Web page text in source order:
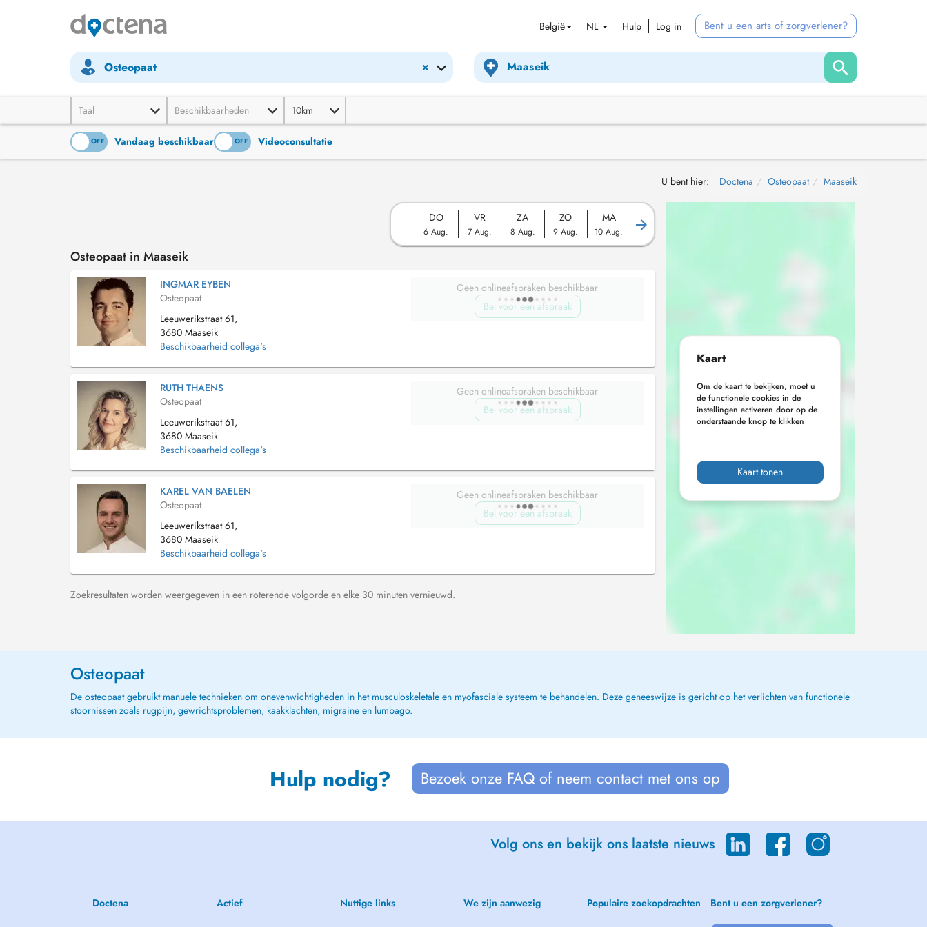
België NL Hulp Log in Bent u een arts of zorgverlener?
×
Osteopaat
Taal Beschikbaarheden 10km
OFF Vandaag beschikbaar
ON OFF Videoconsultatie
U bent hier: Doctena Osteopaat Maaseik
DO
6 Aug.
VR
7 Aug.
ZA
8 Aug.
ZO
9 Aug.
MA
10 Aug.
Osteopaat in Maaseik
INGMAR EYBEN
Osteopaat
Leeuwerikstraat 61,
3680 Maaseik
Beschikbaarheid collega's
Geen onlineafspraken beschikbaar
Bel voor een afspraak
RUTH THAENS
Osteopaat
Leeuwerikstraat 61,
3680 Maaseik
Beschikbaarheid collega's
Geen onlineafspraken beschikbaar
Bel voor een afspraak
KAREL VAN BAELEN
Osteopaat
Leeuwerikstraat 61,
3680 Maaseik
Beschikbaarheid collega's
Geen onlineafspraken beschikbaar
Bel voor een afspraak
Zoekresultaten worden weergegeven in een roterende volgorde en elke 30 minuten vernieuwd.
Kaart
Om de kaart te bekijken, moet u
de functionele cookies in de
instellingen activeren door op de
onderstaande knop te klikken
Kaart tonen
Osteopaat
De osteopaat gebruikt manuele technieken om onevenwichtigheden in het musculoskeletale en myofasciale systeem te behandelen. Deze geneeswijze is gericht op het verlichten van functionele
stoornissen zoals rugpijn, gewrichtsproblemen, kaakklachten, migraine en lumbago.
Hulp nodig? Bezoek onze FAQ of neem contact met ons op
Volg ons en bekijk ons laatste nieuws
Doctena Actief Nuttige links We zijn aanwezig Populaire zoekopdrachten Bent u een zorgverlener?